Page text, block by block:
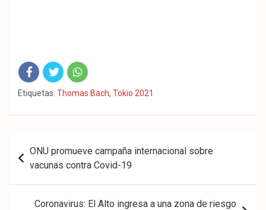
Fac
eb
Twit
ter
Wha
tsA
Etiquetas: Thomas Bach, Tokio 2021
Navegación
de
entradas
ONU promueve campaña internacional sobre
vacunas contra Covid-19
Coronavirus: El Alto ingresa a una zona de riesgo